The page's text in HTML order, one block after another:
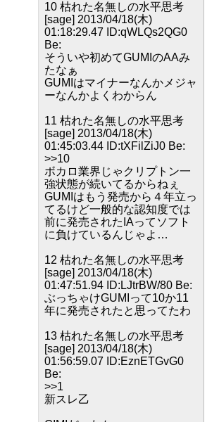
10 枯れた名無しの水平思考
[sage] 2013/04/18(木)
01:18:29.47 ID:qWLQs2QG0
Be:
そういや初めてGUMIのAAみ
たなぁ
GUMIはマイナーなんかメジャ
ーなんかよくわからん
11 枯れた名無しの水平思考
[sage] 2013/04/18(木)
01:45:03.44 ID:tXFilZiJ0 Be:
>>10
ボカロ業界じゃクリプトン一
強状態が続いてるからねぇ
GUMIはもう発売から４年立っ
てるけど一般的な認知度では
前に発売されたIAってソフト
に負けているんじゃよ…
12 枯れた名無しの水平思考
[sage] 2013/04/18(木)
01:47:51.94 ID:LJtrBW/80 Be:
ぶっちゃけGUMIって10か11
年に発売されたと思ってたわ
13 枯れた名無しの水平思考
[sage] 2013/04/18(木)
01:56:59.07 ID:EznETGvG0
Be:
>>1
新スレ乙